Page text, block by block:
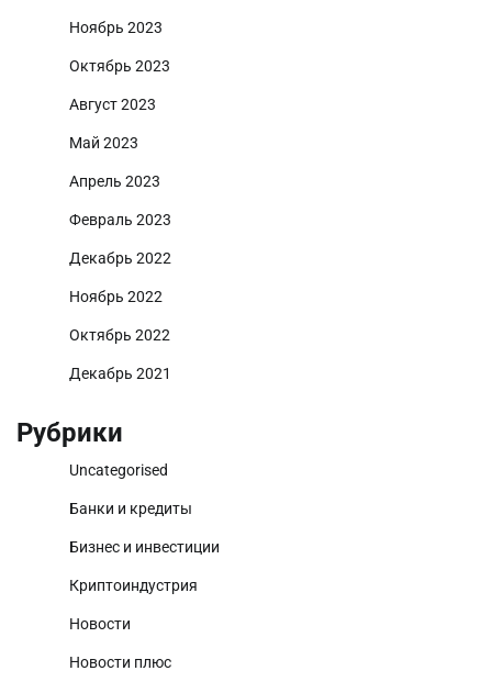
Ноябрь 2023
Октябрь 2023
Август 2023
Май 2023
Апрель 2023
Февраль 2023
Декабрь 2022
Ноябрь 2022
Октябрь 2022
Декабрь 2021
Рубрики
Uncategorised
Банки и кредиты
Бизнес и инвестиции
Криптоиндустрия
Новости
Новости плюс